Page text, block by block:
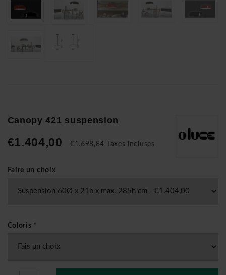
Canopy 421 suspension
€1.404,00 €1.698,84 Taxes incluses
Faire un choix
Coloris *